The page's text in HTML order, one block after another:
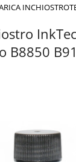
B8850